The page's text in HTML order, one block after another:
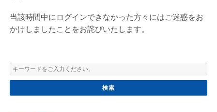
当該時間中にログインできなかった方々にはご迷惑をお
かけしましたことをお詫びいたします。